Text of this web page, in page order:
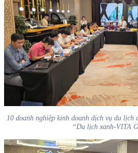
10 doanh nghiệp kinh doanh dịch vụ du
“Du lịch xanh-VITA